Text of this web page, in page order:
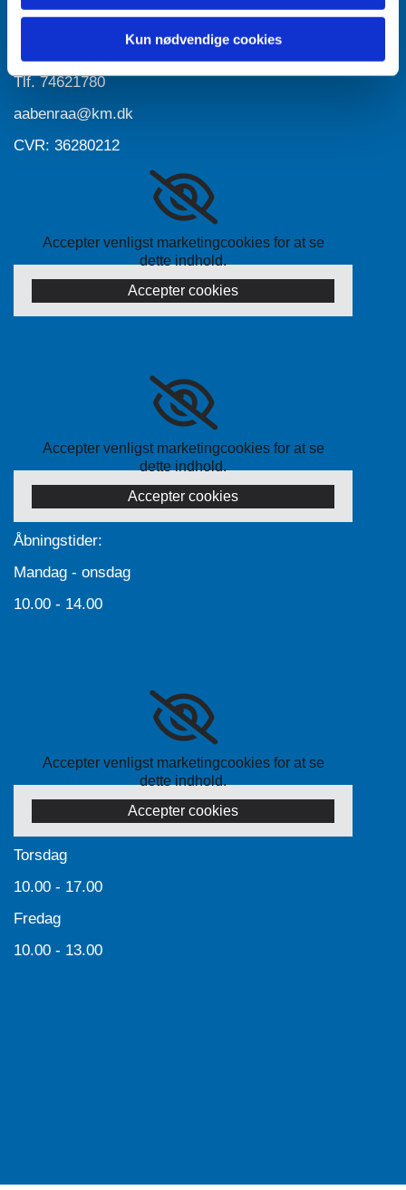
Kun nødvendige cookies
dette indhold.
Accepter cookies
Tlf. 74621780
aabenraa@km.dk
CVR: 36280212
Accepter venligst marketingcookies for at se
dette indhold.
Accepter cookies
Accepter venligst marketingcookies for at se
dette indhold.
Accepter cookies
Åbningstider:
Mandag - onsdag
10.00 - 14.00
Accepter venligst marketingcookies for at se
dette indhold.
Accepter cookies
Torsdag
10.00 - 17.00
Fredag
10.00 - 13.00